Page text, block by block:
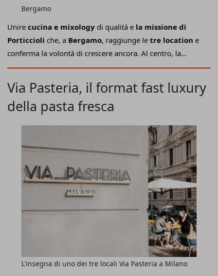
Unire cucina e mixology di qualità e la missione di
Porticcioli che, a Bergamo, raggiunge le tre location e
conferma la volontà di crescere ancora. Al centro, la
proposta gastronomica firmato dallo chef Alessandro
protagonista sia in tavola sia al banco.Un format che
troverà presto casa anche a Brescia.
Bergamo
Via Pasteria, il format fast luxury
della pasta fresca
L'insegna di uno dei tre locali Via Pasteria a Milano